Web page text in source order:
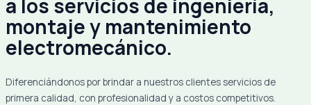
montaje y mantenimiento
electromecánico.
Diferenciándonos por brindar a nuestros clientes servicios de
primera calidad, con profesionalidad y a costos competitivos.